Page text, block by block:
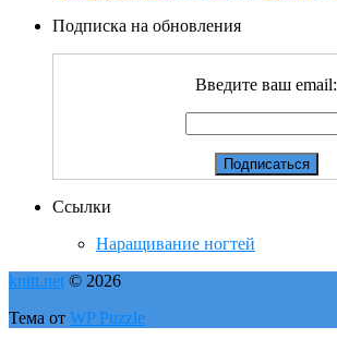
Подписка на обновления
Введите ваш email:
Ссылки
Наращивание ногтей
knitt.net © 2026
Тема от WP Puzzle